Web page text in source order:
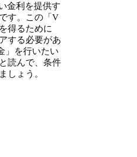
金利を提供す
す。この「V
得るために
する必要があ
」を行いたい
読んで、条件
しょう。